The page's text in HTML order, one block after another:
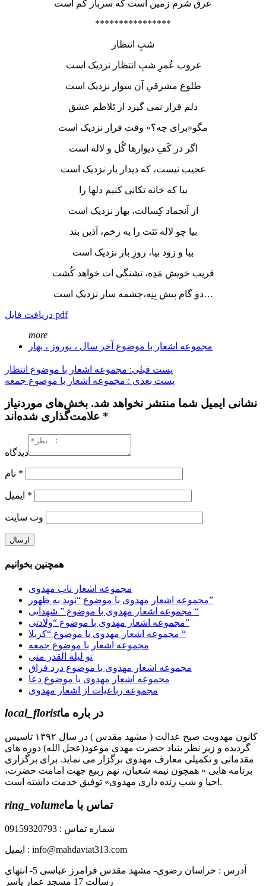
عرق شرم زمین است که سرباز کم است
****************
شبِ انتظار
غروب عُمرِ شبِ انتظار نزدیک است
طلوع مشرقیِ آن سوار نزدیک است
دلم قرار نمی گیرد از تَلاطم عشق
مگو«برای چه؟» وقت قرار نزدیک است
اگر در کَفِ دیوارها گُل و لاله است
عجیب نیست، که دیدار یار نزدیک است
بیا که خانه تکانی کنیم دلها را
از اَنجماد کِسالت، بهار نزدیک است
بیا چو لاله تَنَت را به زخم، آذین بند
بیا و زود بیا، روزِ بار نزدیک است
فریب خویش مَدِه، تشنگی ات خواهد کُشت
دو گام پیش بِنِه،چشمه سار نزدیک است…
دریافت فایل pdf
more
مجموعه اشعار با موضوع آخر سال ، نوروز ، بهار
پست قبلی: مجموعه اشعار با موضوع انتظار
پست بعدی : مجموعه اشعار با موضوع جمعه
نشانی ایمیل شما منتشر نخواهد شد. بخش‌های موردنیاز
علامت‌گذاری شده‌اند *
دیدگاه
*
*
وب‌ سایت
همچنین بخوانیم
مجموعه اشعار ناب مهدوی
مجموعه اشعار مهدوی با موضوع “نوید به ظهور”
مجموعه اشعار مهدوی با موضوع ” شهدایی “
مجموعه اشعار مهدوی با موضوع “ولادتی”
مجموعه اشعار مهدوی با موضوع “کربلا “
مجموعه اشعار با موضوع جمعه
تو لیلة القدر منی
مجموعه اشعار مهدوی با موضوع درد فراق
مجموعه اشعار مهدوی با موضوع دعا
مجموعه رباعیات از اشعار مهدوی
local_floristدر باره ما
کانون مهدویت صبح عدالت ( مشهد مقدس ) در سال ۱۳۹۲ تاسیس
گردیده و زیر نظر بنیاد حضرت مهدی موعود(عجل الله) دوره های
مقدماتی و تکمیلی معارف مهدوی برگزار می نماید. برای برگزاری
برنامه هایی « همچون نیمه شعبان، نهم ربیع جهت امامت حضرت،
احیا و شب زنده داری مهدوی» توفیق خدمت داشته است.
ring_volumeتماس با ما
شماره تماس : 09159320793
ایمیل : info@mahdaviat313.com
آدرس : خراسان رضوی- مشهد مقدس فرامرز عباسی 5- انتهای
رسالت 17 مسجد عمار یاسر